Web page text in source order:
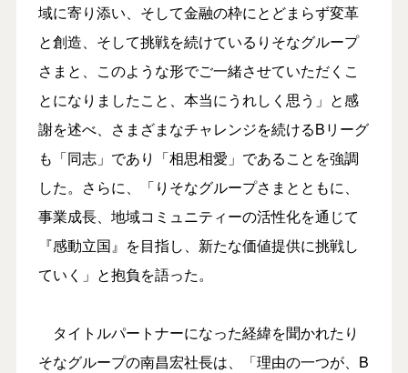
域に寄り添い、そして金融の枠にとどまらず変革
と創造、そして挑戦を続けているりそなグループ
さまと、このような形でご一緒させていただくこ
とになりましたこと、本当にうれしく思う」と感
謝を述べ、さまざまなチャレンジを続けるBリーグ
も「同志」であり「相思相愛」であることを強調
した。さらに、「りそなグループさまとともに、
事業成長、地域コミュニティーの活性化を通じて
『感動立国』を目指し、新たな価値提供に挑戦し
ていく」と抱負を語った。
タイトルパートナーになった経緯を聞かれたり
そなグループの南昌宏社長は、「理由の一つが、B